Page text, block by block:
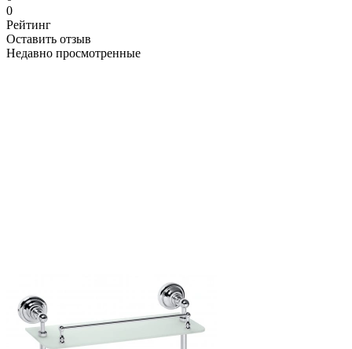
0
Рейтинг
Оставить отзыв
Недавно просмотренные